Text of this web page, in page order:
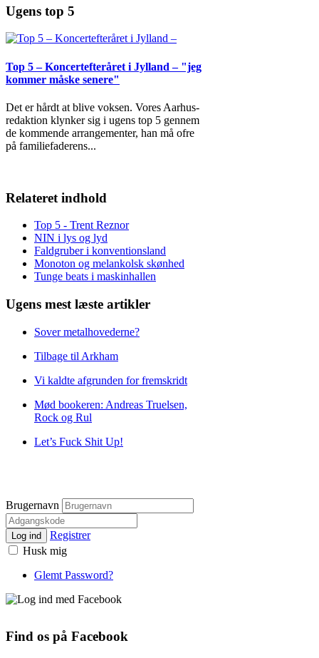
Ugens top 5
Top 5 – Koncertefteråret i Jylland – "jeg
kommer måske senere"
Det er hårdt at blive voksen. Vores Aarhus-
redaktion klynker sig i ugens top 5 gennem
de kommende arrangementer, han må ofre
på familiefaderens...
Relateret indhold
Top 5 - Trent Reznor
NIN i lys og lyd
Faldgruber i konventionsland
Monoton og melankolsk skønhed
Tunge beats i maskinhallen
Ugens mest læste artikler
Sover metalhovederne?
Tilbage til Arkham
Vi kaldte afgrunden for fremskridt
Mød bookeren: Andreas Truelsen,
Rock og Rul
Let’s Fuck Shit Up!
Brugernavn
Log ind
Registrer
Husk mig
Glemt Password?
Find os på Facebook